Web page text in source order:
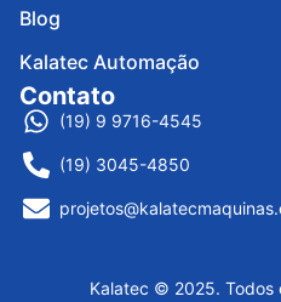
Blog
Kalatec Automação
Contato
(19) 9 9716-4545
(19) 3045-4850
Kalatec © 2025. Todos